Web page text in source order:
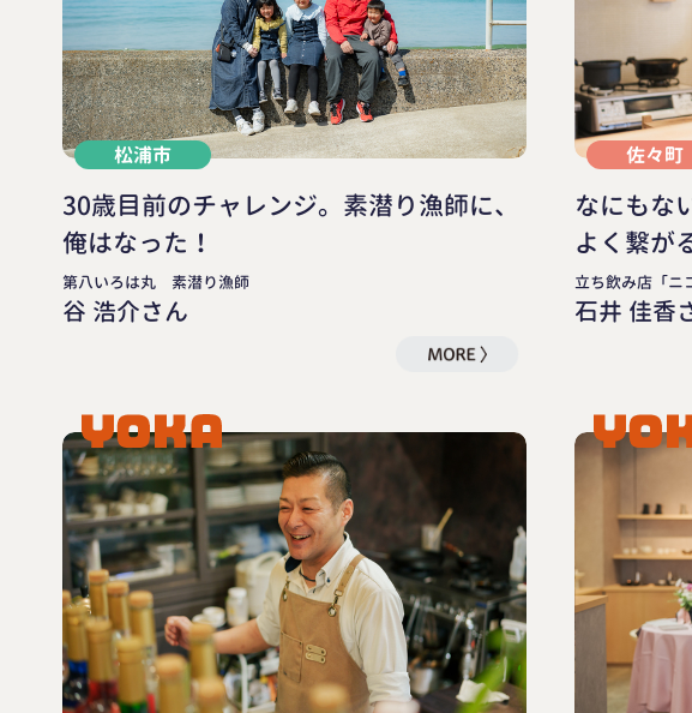
松浦市
30歳目前のチャレンジ。素潜り漁師に、
俺はなった！
第八いろは丸 素潜り漁師
谷 浩介さん
佐々町
なにもな
よく繋が
立ち飲み店「ニ
石井 佳香